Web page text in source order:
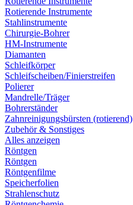
Rotierende Instrumente
Stahlinstrumente
Chirurgie-Bohrer
HM-Instrumente
Diamanten
Schleifkörper
Schleifscheiben/Finierstreifen
Polierer
Mandrelle/Träger
Bohrerständer
Zahnreinigungsbürsten (rotierend)
Zubehör & Sonstiges
Alles anzeigen
Röntgen
Röntgen
Röntgenfilme
Speicherfolien
Strahlenschutz